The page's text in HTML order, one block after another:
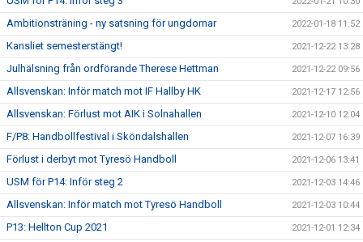
Ambitionsträning - ny satsning för ungdomar 2022-01-18 11:52
Kansliet semesterstängt! 2021-12-22 13:28
Julhälsning från ordförande Therese Hettman 2021-12-22 09:56
Allsvenskan: Inför match mot IF Hallby HK 2021-12-17 12:56
Allsvenskan: Förlust mot AIK i Solnahallen 2021-12-10 12:04
F/P8: Handbollfestival i Sköndalshallen 2021-12-07 16:39
Förlust i derbyt mot Tyresö Handboll 2021-12-06 13:41
USM för P14: Inför steg 2 2021-12-03 14:46
Allsvenskan: Inför match mot Tyresö Handboll 2021-12-03 10:44
P13: Hellton Cup 2021 2021-12-01 12:34